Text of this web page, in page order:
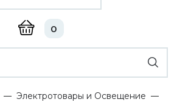
0
Электротовары и Освещение